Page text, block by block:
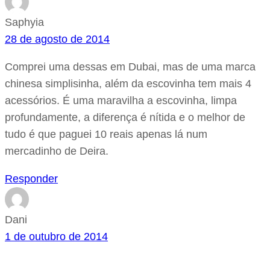
Saphyia
28 de agosto de 2014
Comprei uma dessas em Dubai, mas de uma marca
chinesa simplisinha, além da escovinha tem mais 4
acessórios. É uma maravilha a escovinha, limpa
profundamente, a diferença é nítida e o melhor de
tudo é que paguei 10 reais apenas lá num
mercadinho de Deira.
Responder
Dani
1 de outubro de 2014